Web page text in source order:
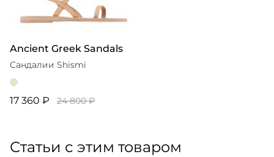
Ancient Greek Sandals
Сандалии Shismi
17 360 ₽ 24 800 ₽
Статьи с этим товаром